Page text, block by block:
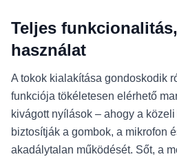
Teljes
használat
A tokok kialakítása gondoskodik
funkciója tökéletesen elérhető
kivágott nyílások – ahogy a
biztosítják a gombok, a mikrofon
akadálytalan működését. Sőt, a